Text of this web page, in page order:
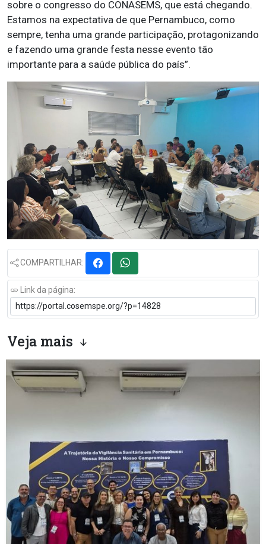
sobre o congresso do CONASEMS, que está chegando.
Estamos na expectativa de que Pernambuco, como
sempre, tenha uma grande participação, protagonizando
e fazendo uma grande festa nesse evento tão
importante para a saúde pública do país”.
COMPARTILHAR:
Link da página:
Veja mais